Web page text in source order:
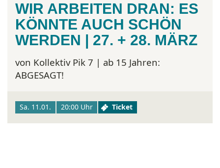
WIR ARBEITEN DRAN: ES
KÖNNTE AUCH SCHÖN
WERDEN | 27. + 28. MÄRZ
von Kollektiv Pik 7 | ab 15 Jahren:
ABGESAGT!
Sa. 11.01. 20:00 Uhr Ticket